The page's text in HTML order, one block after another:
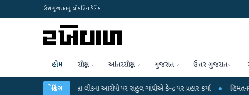
ઉત્તર ગુજરાતનું લોકપ્રિય દૈનિક
હોમ રાષ્ટ્રીય આંતરરાષ્ટ્રીય ગુજરાત ઉત્તર ગુજરાત
બ્રેકિંગ
પરીક્ષા લીકના આરોપો પર રાહુલ ગાંધીએ કેન્દ્ર પર પ્રહાર કર્યા ● હિંમતનગરમાં રહસ્યમય